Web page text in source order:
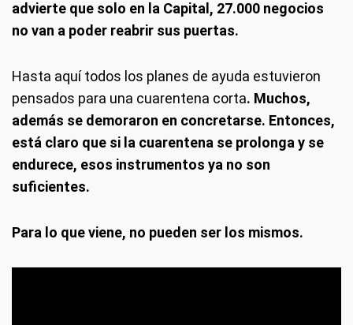
advierte que solo en la Capital, 27.000 negocios
no van a poder reabrir sus puertas.
Hasta aquí todos los planes de ayuda estuvieron
pensados para una cuarentena corta. Muchos,
además se demoraron en concretarse. Entonces,
está claro que si la cuarentena se prolonga y se
endurece, esos instrumentos ya no son
suficientes.
Para lo que viene, no pueden ser los mismos.